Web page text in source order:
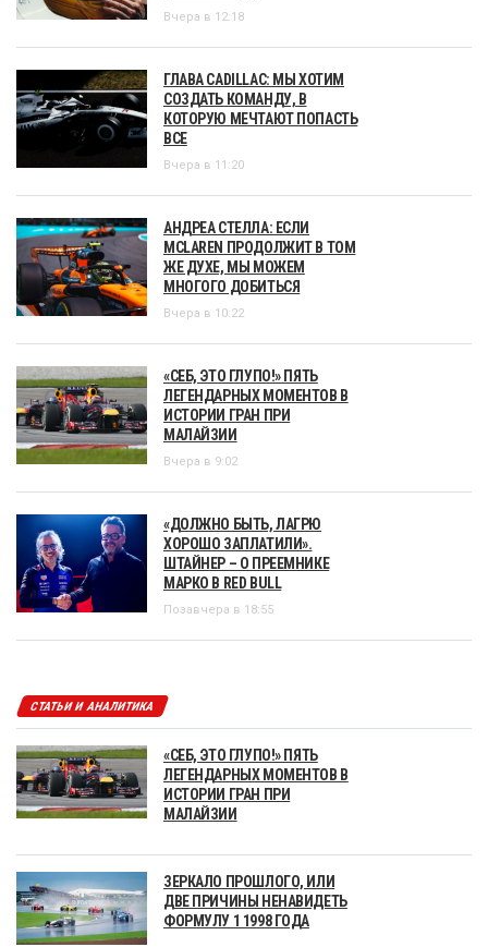
Вчера в 12:18
ГЛАВА CADILLAC: МЫ ХОТИМ
СОЗДАТЬ КОМАНДУ, В
КОТОРУЮ МЕЧТАЮТ ПОПАСТЬ
ВСЕ
Вчера в 11:20
АНДРЕА СТЕЛЛА: ЕСЛИ
MCLAREN ПРОДОЛЖИТ В ТОМ
ЖЕ ДУХЕ, МЫ МОЖЕМ
МНОГОГО ДОБИТЬСЯ
Вчера в 10:22
«СЕБ, ЭТО ГЛУПО!» ПЯТЬ
ЛЕГЕНДАРНЫХ МОМЕНТОВ В
ИСТОРИИ ГРАН ПРИ
МАЛАЙЗИИ
Вчера в 9:02
«ДОЛЖНО БЫТЬ, ЛАГРЮ
ХОРОШО ЗАПЛАТИЛИ».
ШТАЙНЕР – О ПРЕЕМНИКЕ
МАРКО В RED BULL
Позавчера в 18:55
СТАТЬИ И АНАЛИТИКА
«СЕБ, ЭТО ГЛУПО!» ПЯТЬ
ЛЕГЕНДАРНЫХ МОМЕНТОВ В
ИСТОРИИ ГРАН ПРИ
МАЛАЙЗИИ
ЗЕРКАЛО ПРОШЛОГО, ИЛИ
ДВЕ ПРИЧИНЫ НЕНАВИДЕТЬ
ФОРМУЛУ 1 1998 ГОДА